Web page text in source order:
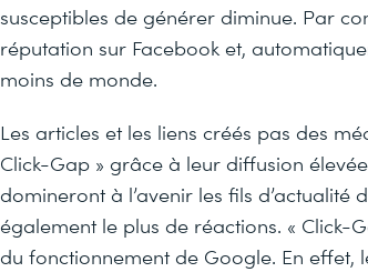
susceptibles de générer diminue. Par
réputation sur Facebook et,
moins de monde.
Les articles et les liens créés pas des
Click-Gap » grâce à leur diffusion
domineront à l’avenir les fils
également le plus de réactions. «
du fonctionnement de Google. En effet,